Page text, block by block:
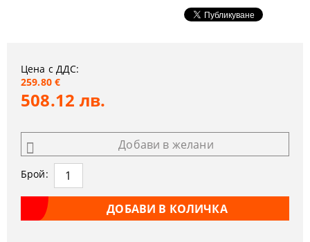
Цена с ДДС:
259.80 €
508.12 лв.
Добави в желани
Брой: